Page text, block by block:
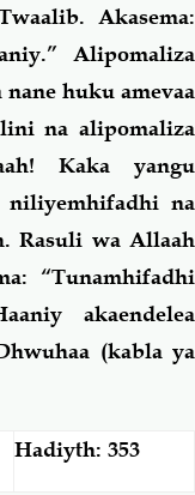
Akasema:
Alipomaliza
huku amevaa
na alipomaliza
Kaka yangu
niliyemhifadhi na
Rasuli wa Allaah
“Tunamhifadhi
akaendelea
(kabla ya
Hadiyth: 353